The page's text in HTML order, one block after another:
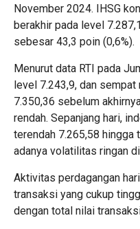
November 2024. IHSG
berakhir pada level
sebesar 43,3 poin (0,6%).
Menurut data RTI pada
level 7.243,9, dan
7.350,36 sebelum
rendah. Sepanjang hari,
terendah 7.265,58 hingga
adanya volatilitas ringan
Aktivitas perdagangan
transaksi yang cukup
dengan total nilai